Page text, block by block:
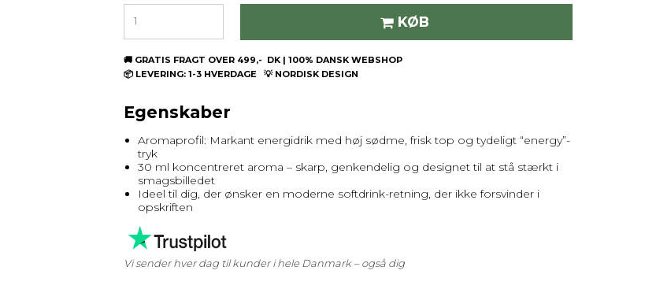
KØB
🚚 GRATIS FRAGT OVER 499,- DK | 100% DANSK WEBSHOP
📦 LEVERING: 1-3 HVERDAGE 💡 NORDISK DESIGN
Egenskaber
Aromaprofil: Markant energidrik med høj sødme, frisk top og tydeligt “energy”-
tryk
30 ml koncentreret aroma – skarp, genkendelig og designet til at stå stærkt i
smagsbilledet
Ideel til dig, der ønsker en moderne softdrink-retning, der ikke forsvinder i
opskriften
Vi sender hver dag til kunder i hele Danmark – også dig